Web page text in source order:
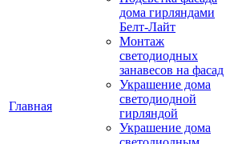
Главная
дома гирляндами
Белт-Лайт
Монтаж
светодиодных
занавесов на фасад
Украшение дома
светодиодной
гирляндой
Украшение дома